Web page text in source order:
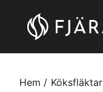
Hem Köksfläktar